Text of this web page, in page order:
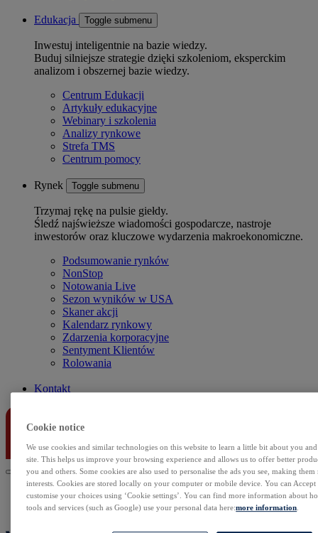
Edukacja Toggle submenu
Inwestuj inteligentnie na bazie wiedzy.
Buduj silniejsze strategie dzięki szkoleniom, eksperckim
analizom i obszernej bazie wiedzy.
Centrum Edukacji
Artykuły edukacyjne
Webinary i szkolenia
Analizy rynkowe
Strefa TMS
Centrum pomocy
Rynek Toggle submenu
Trzymaj rękę na pulsie giełdy.
Śledź najświeższe wiadomości gospodarcze, nastroje
inwestorów oraz kluczowe wydarzenia makroekonomiczne.
Podsumowanie rynków
NonStop
Notowania Live
Sezon wyników w USA
Skaner akcji
Kalendarz rynkowy
Zdarzenia korporacyjne
Sentyment Klientów
Rolowania
Kontakt
Cookie notice
We use cookies and similar technologies on this website to learn a little bit about you
site. This helps us improve your browsing experience and allows us to offer better
you and others. Some cookies are also used to personalise the ads you see, making
interests. Cookies are stored locally on your computer or mobile device. You can
customise your choices using ‘Cookie settings’. You can find more information about
tools and services (such as Google) use your personal data here:more information